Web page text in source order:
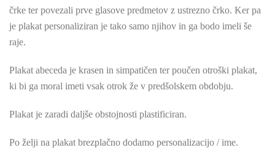
črke ter povezali prve glasove predmetov z ustrezno črko. Ker pa
je plakat personaliziran je tako samo njihov in ga bodo imeli še
raje.
Plakat abeceda je krasen in simpatičen ter poučen otroški plakat,
ki bi ga moral imeti vsak otrok že v predšolskem obdobju.
Plakat je zaradi daljše obstojnosti plastificiran.
Po želji na plakat brezplačno dodamo personalizacijo / ime.